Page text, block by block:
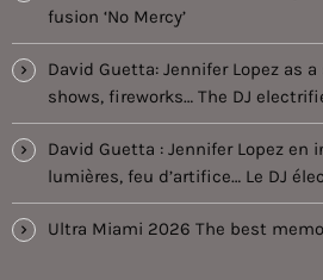
fusion ‘No Mercy’
David Guetta: Jennifer Lopez as
shows, fireworks… The DJ
David Guetta : Jennifer Lopez en
lumières, feu d’artifice… Le DJ
Ultra Miami 2026 The best